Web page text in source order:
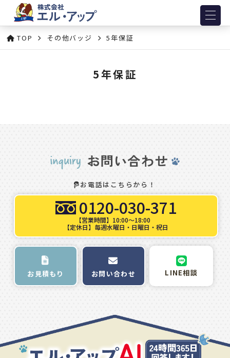
TOP その他バッジ 5年保証
5年保証
お電話はこちらから！
0120-030-371
【営業時間】10:00～18:00
【定休日】毎週水曜日・日曜日・祝日
お見積もり お問い合わせ LINE相談